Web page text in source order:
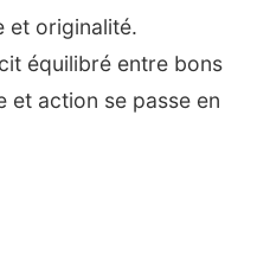
originalité.
équilibré entre bons
et action se passe en